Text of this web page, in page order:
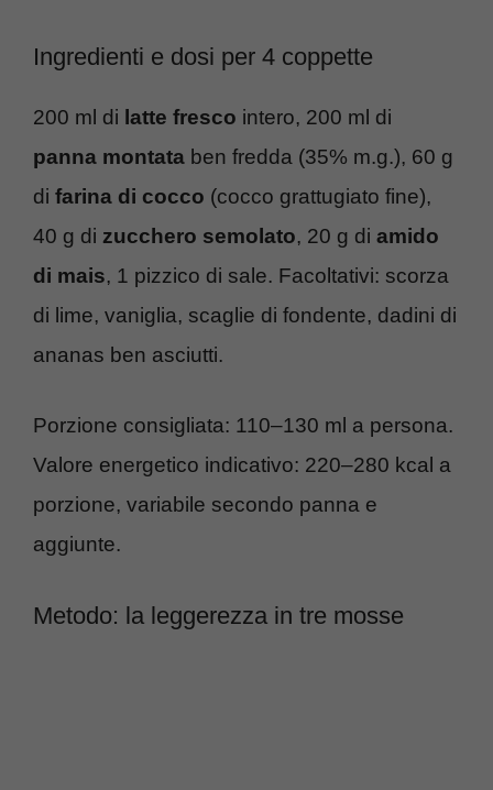
Ingredienti e dosi per 4 coppette
200 ml di latte fresco intero, 200 ml di
panna montata ben fredda (35% m.g.), 60 g
di farina di cocco (cocco grattugiato fine),
40 g di zucchero semolato, 20 g di amido
di mais, 1 pizzico di sale. Facoltativi: scorza
di lime, vaniglia, scaglie di fondente, dadini di
ananas ben asciutti.
Porzione consigliata: 110–130 ml a persona.
Valore energetico indicativo: 220–280 kcal a
porzione, variabile secondo panna e
aggiunte.
Metodo: la leggerezza in tre mosse